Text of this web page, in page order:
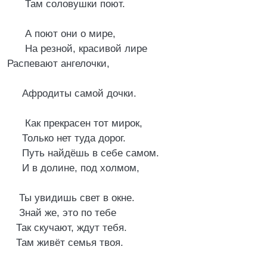
Там соловушки поют.
А поют они о мире,
На резной, красивой лире
Распевают ангелочки,
Афродиты самой дочки.
Как прекрасен тот мирок,
Только нет туда дорог.
Путь найдёшь в себе самом.
И в долине, под холмом,
Ты увидишь свет в окне.
Знай же, это по тебе
Так скучают, ждут тебя.
Там живёт семья твоя.